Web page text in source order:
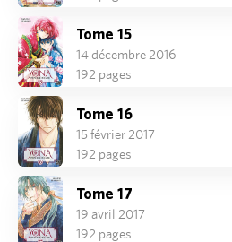
Tome 15
14 décembre 2016
192 pages
Tome 16
15 février 2017
192 pages
Tome 17
19 avril 2017
192 pages